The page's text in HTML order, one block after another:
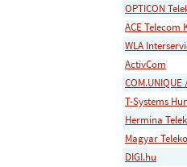
OPTICON
ACE Telecom
WLA
ActivCom
T-Systems
Hermina
Magyar
DIGI.hu